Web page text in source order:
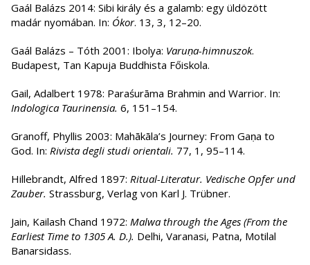
Gaál Balázs 2014: Sibi király és a galamb: egy üldözött
madár nyomában. In: Ókor. 13, 3, 12–20.
Gaál Balázs – Tóth 2001: Ibolya: Varuṇa-himnuszok.
Budapest, Tan Kapuja Buddhista Főiskola.
Gail, Adalbert 1978: Paraśurāma Brahmin and Warrior. In:
Indologica Taurinensia. 6, 151–154.
Granoff, Phyllis 2003: Mahākāla’s Journey: From Gaṇa to
God. In: Rivista degli studi orientali. 77, 1, 95–114.
Hillebrandt, Alfred 1897: Ritual-Literatur. Vedische Opfer und
Zauber. Strassburg, Verlag von Karl J. Trübner.
Jain, Kailash Chand 1972: Malwa through the Ages (From the
Earliest Time to 1305 A. D.). Delhi, Varanasi, Patna, Motilal
Banarsidass.